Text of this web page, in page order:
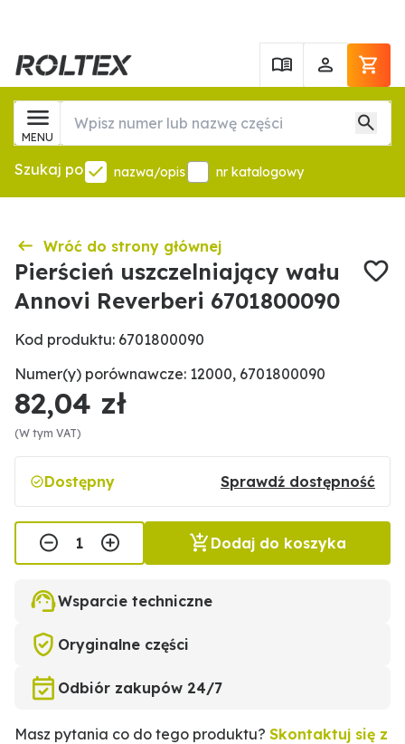
MENU
Szukaj po nazwa/opis nr katalogowy
Wróć do strony głównej
Pierścień uszczelniający wału
Annovi Reverberi 6701800090
Kod produktu: 6701800090
Numer(y) porównawcze: 12000, 6701800090
82,04 zł
(W tym VAT)
Dostępny Sprawdź dostępność
Dodaj do koszyka
Wsparcie techniczne
Oryginalne części
Odbiór zakupów 24/7
Masz pytania co do tego produktu? Skontaktuj się z